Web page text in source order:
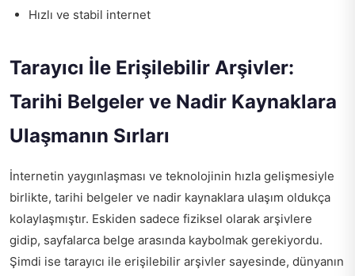
Hızlı ve stabil internet
Tarayıcı İle Erişilebilir Arşivler:
Tarihi Belgeler ve Nadir Kaynaklara
Ulaşmanın Sırları
İnternetin yaygınlaşması ve teknolojinin hızla gelişmesiyle
birlikte, tarihi belgeler ve nadir kaynaklara ulaşım oldukça
kolaylaşmıştır. Eskiden sadece fiziksel olarak arşivlere
gidip, sayfalarca belge arasında kaybolmak gerekiyordu.
Şimdi ise tarayıcı ile erişilebilir arşivler sayesinde, dünyanın